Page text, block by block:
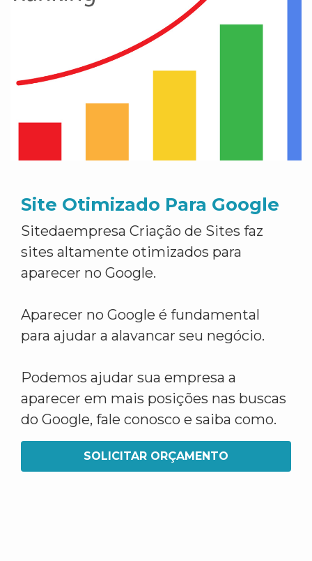
Site Otimizado Para Google
Sitedaempresa Criação de Sites faz
sites altamente otimizados para
aparecer no Google.
Aparecer no Google é fundamental
para ajudar a alavancar seu negócio.
Podemos ajudar sua empresa a
aparecer em mais posições nas buscas
do Google, fale conosco e saiba como.
SOLICITAR ORÇAMENTO